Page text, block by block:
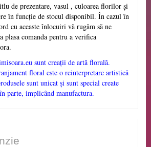
de prezentare, vasul , culoarea florilor și
în funcție de stocul disponibil. În cazul în
cu aceaste înlocuiri vă rugăm să ne
plasa comanda pentru a verifica
sunt creații de artă florală.
floral este o reinterpretare artistică
sunt unicat și sunt special create
parte, implicând manufactura.